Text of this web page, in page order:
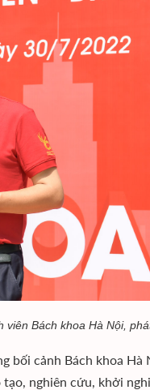
Bách khoa Hà Nội,
bối cảnh Bách khoa
nghiên cứu, khởi